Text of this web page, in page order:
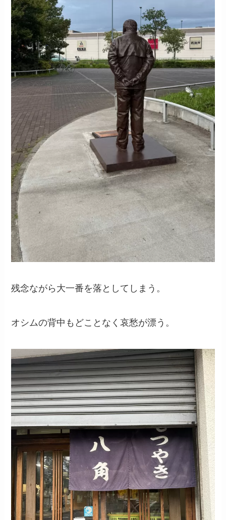
残念ながら大一番を落としてしまう。
オシムの背中もどことなく哀愁が漂う。